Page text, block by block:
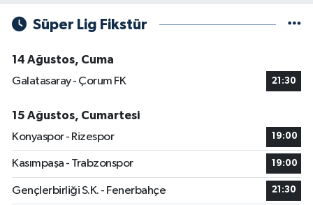
Süper Lig Fikstür
14 Ağustos, Cuma
Galatasaray - Çorum FK
21:30
15 Ağustos, Cumartesi
Konyaspor - Rizespor
19:00
Kasımpaşa - Trabzonspor 19:00
Gençlerbirliği S.K. - Fenerbahçe 21:30